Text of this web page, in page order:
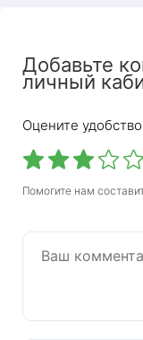
Добавьте
личный
Оцените
Помогите нам